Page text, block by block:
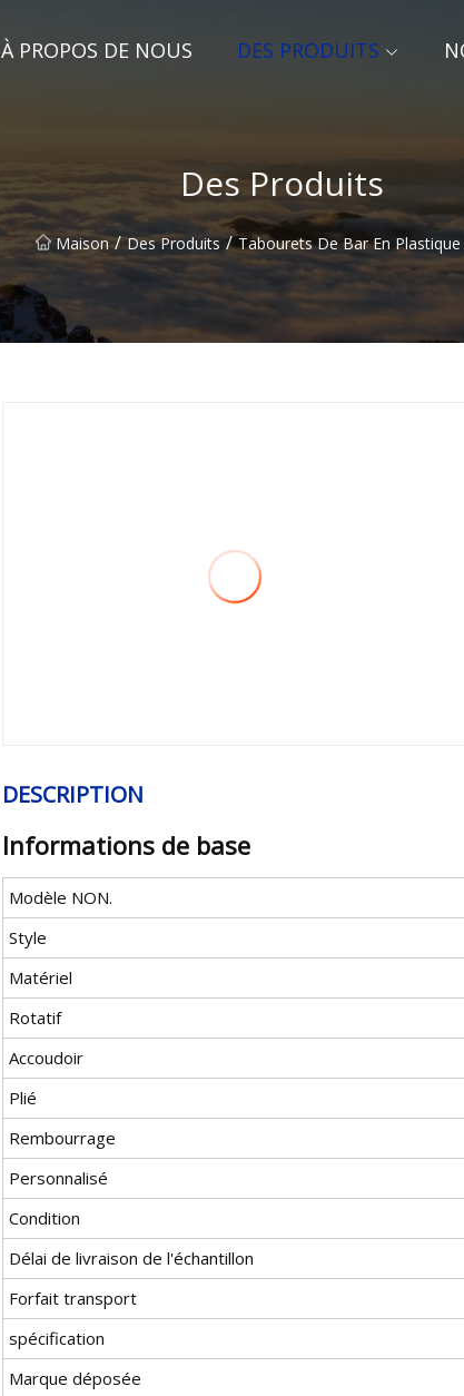
À PROPOS DE NOUS DES PRODUITS
Des Produits
Maison / Des Produits / Tabourets De Bar En Plastique
DESCRIPTION
Informations de base
Modèle NON.
Style
Matériel
Rotatif
Accoudoir
Plié
Rembourrage
Personnalisé
Condition
Délai de livraison de l'échantillon
Forfait transport
spécification
Marque déposée